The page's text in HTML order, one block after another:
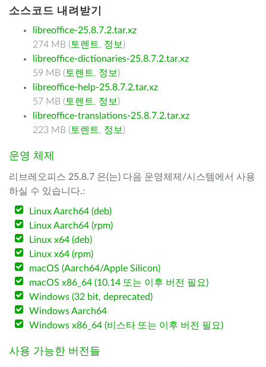
소스코드 내려받기
libreoffice-25.8.7.2.tar.xz
274 MB ( 토렌트, 정보 )
libreoffice-dictionaries-25.8.7.2.tar.xz
59 MB ( 토렌트, 정보 )
libreoffice-help-25.8.7.2.tar.xz
57 MB ( 토렌트, 정보 )
libreoffice-translations-25.8.7.2.tar.xz
223 MB ( 토렌트, 정보 )
운영 체제
리브레오피스 25.8.7 은(는) 다음 운영체제/시스템에서 사용
하실 수 있습니다.:
Linux Aarch64 (deb)
Linux Aarch64 (rpm)
Linux x64 (deb)
Linux x64 (rpm)
macOS (Aarch64/Apple Silicon)
macOS x86_64 (10.14 또는 이후 버전 필요)
Windows (32 bit, deprecated)
Windows Aarch64
Windows x86_64 (비스타 또는 이후 버전 필요)
사용 가능한 버전들